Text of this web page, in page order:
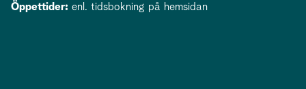
Öppettider: enl. tidsbokning på hemsidan